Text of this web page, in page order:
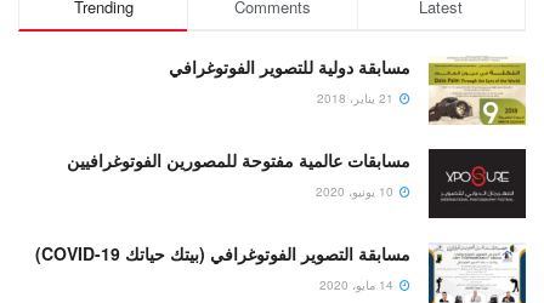
Trending Comments Latest
مسابقة دولية للتصوير الفوتوغرافي
مسابقات عالمية مفتوحة للمصورين الفوتوغرافيين
مسابقة التصوير الفوتوغرافي (بيتك حياتك COVID-19)